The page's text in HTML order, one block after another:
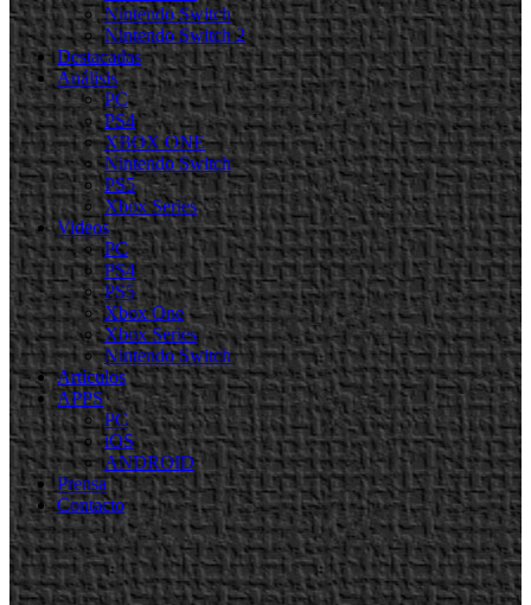
Nintendo Switch
Nintendo Switch 2
Destacadas
Análisis
PC
PS4
XBOX ONE
Nintendo Switch
PS5
Xbox Series
Videos
PC
PS4
PS5
Xbox One
Xbox Series
Nintendo Switch
Artículos
APPS
PC
iOS
ANDROID
Prensa
Contacto